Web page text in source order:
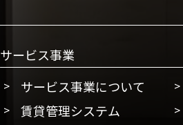
サービス事業
サービス事業について
賃貸管理システム